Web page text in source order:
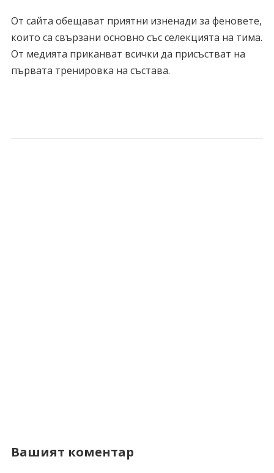
От сайта обещават приятни изненади за феновете,
които са свързани основно със селекцията на тима.
От медията приканват всички да присъстват на
първата тренировка на състава.
Вашият коментар